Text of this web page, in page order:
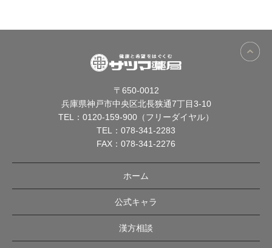
〒650-0012
兵庫県神戸市中央区北長狭通7丁目3-10
TEL： 0120-159-900（フリーダイヤル）
TEL： 078-341-2283
FAX：078-341-2276
ホーム
公式キャラ
漢方相談